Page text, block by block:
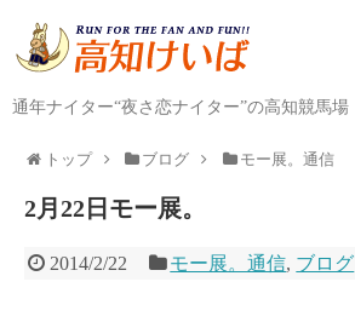
通年ナイター“夜さ恋ナイター”の高知競馬場
トップ ブログ モー展。通信
2月22日モー展。
2014/2/22 モー展。通信, ブログ